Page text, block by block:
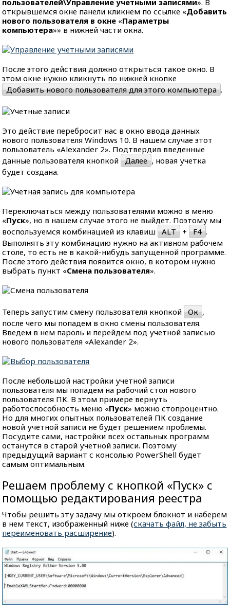
пользователей\Управление учетными записями». В
открывшемся окне панели кликнем по ссылке «Добавить
нового пользователя в окне «Параметры
компьютера»» в нижней части окна.
После этого действия должно открыться такое окно. В
этом окне нужно кликнуть по нижней кнопке
Добавить нового пользователя для этого компьютера .
Это действие перебросит нас в окно ввода данных
нового пользователя Windows 10. В нашем случае этот
пользователь «Alexander 2». Подтвердив введенные
данные пользователя кнопкой
Далее , новая учетка
будет создана.
Переключаться между пользователями можно в меню
«Пуск», но в нашем случае этого не выйдет. Поэтому мы
воспользуемся комбинацией из клавиш
ALT + F4 .
Выполнять эту комбинацию нужно на активном рабочем
столе, то есть не в какой-нибудь запущенной программе.
После этого действия появится окно, в котором нужно
выбрать пункт «Смена пользователя».
Теперь запустим смену пользователя кнопкой Ок ,
после чего мы попадем в окно смены пользователя.
Введем в нем пароль и перейдем под учетной записью
нового пользователя «Alexander 2».
После небольшой настройки учетной записи
пользователя мы попадем на рабочий стол нового
пользователя ПК. В этом примере вернуть
работоспособность меню «Пуск» можно стопроцентно.
Но для многих опытных пользователей ПК создание
новой учетной записи не будет решением проблемы.
Посудите сами, настройки всех остальных программ
останутся в старой учетной записи. Поэтому
предыдущий вариант с консолью PowerShell будет
самым оптимальным.
Решаем проблему с кнопкой «Пуск» с
помощью редактирования реестра
Чтобы решить эту задачу мы откроем блокнот и наберем
в нем текст, изображенный ниже (скачать файл, не забыть
переименовать расширение).